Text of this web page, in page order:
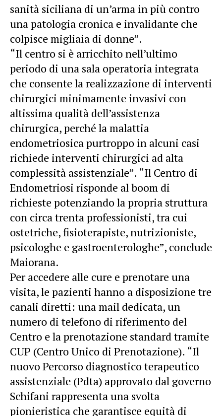
sanità siciliana di un’arma in più contro
una patologia cronica e invalidante che
colpisce migliaia di donne”.
“Il centro si è arricchito nell’ultimo
periodo di una sala operatoria integrata
che consente la realizzazione di interventi
chirurgici minimamente invasivi con
altissima qualità dell’assistenza
chirurgica, perché la malattia
endometriosica purtroppo in alcuni casi
richiede interventi chirurgici ad alta
complessità assistenziale”. “Il Centro di
Endometriosi risponde al boom di
richieste potenziando la propria struttura
con circa trenta professionisti, tra cui
ostetriche, fisioterapiste, nutrizioniste,
psicologhe e gastroenterologhe”, conclude
Maiorana.
Per accedere alle cure e prenotare una
visita, le pazienti hanno a disposizione tre
canali diretti: una mail dedicata, un
numero di telefono di riferimento del
Centro e la prenotazione standard tramite
CUP (Centro Unico di Prenotazione). “Il
nuovo Percorso diagnostico terapeutico
assistenziale (Pdta) approvato dal governo
Schifani rappresenta una svolta
pionieristica che garantisce equità di